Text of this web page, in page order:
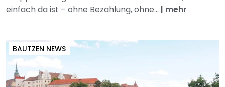
einfach da ist – ohne Bezahlung, ohne... | mehr
BAUTZEN NEWS